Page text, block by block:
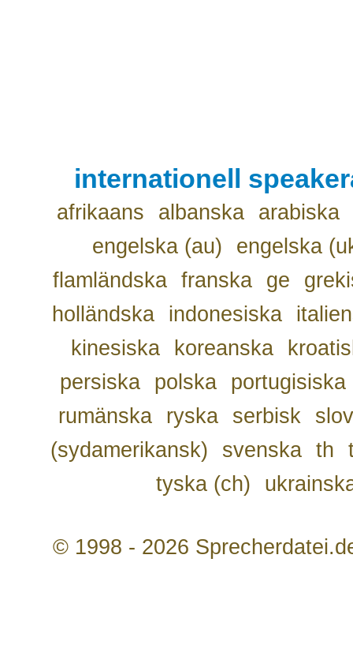
internationell
afrikaans albanska
arabiska
engelska (au)
engelska
flamländska franska ge
holländska
indonesiska
kinesiska
koreanska
persiska
polska
portugisiska
rumänska
ryska serbisk
(sydamerikansk)
svenska th
tyska (ch)
© 1998 - 2026